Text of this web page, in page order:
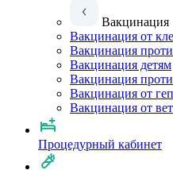
Вакцинация
Вакцинация от
Вакцинация
Вакцинация детям
Вакцинация
Вакцинация от
Вакцинация от
Процедурный кабинет